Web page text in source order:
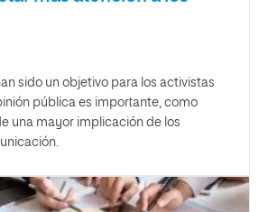
sido un objetivo para los activistas
pública es importante, como
una mayor implicación de los